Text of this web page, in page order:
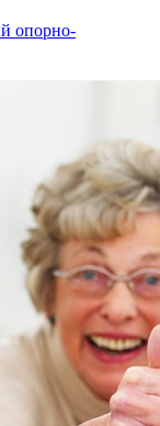
опорно-